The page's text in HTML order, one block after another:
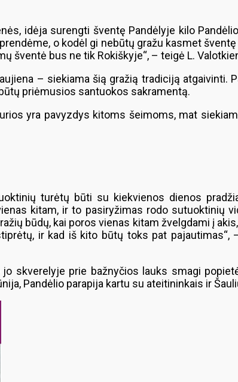
idėja surengti šventę Pandėlyje kilo
o kodėl gi nebūtų gražu kasmet
šventė bus ne tik Rokiškyje“, – teigė L.
– siekiama šią gražią tradiciją atgaivinti.
priėmusios santuokos sakramentą.
yra pavyzdys kitoms šeimoms, mat
turėtų būti su kiekvienos dienos
kitam, ir to pasiryžimas rodo sutuoktinių
būdų, kai poros vienas kitam žvelgdami į
ir kad iš kito būtų toks pat pajautimas“,
skverelyje prie bažnyčios lauks smagi
Pandėlio parapija kartu su ateitininkais ir